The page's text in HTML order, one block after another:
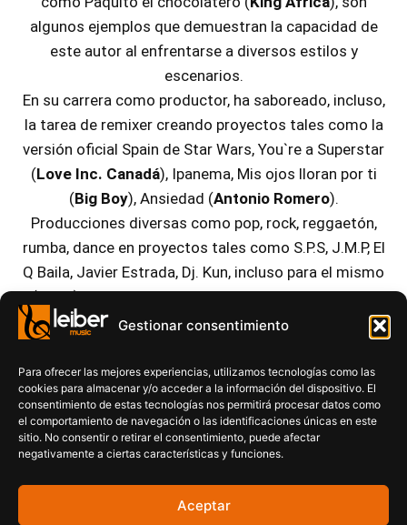
Gestionar consentimiento
Para ofrecer las mejores experiencias, utilizamos tecnologías como las
cookies para almacenar y/o acceder a la información del dispositivo. El
consentimiento de estas tecnologías nos permitirá procesar datos como
el comportamiento de navegación o las identificaciones únicas en este
sitio. No consentir o retirar el consentimiento, puede afectar
negativamente a ciertas características y funciones.
Aceptar
algunos ejemplos que demuestran la capacidad de
este autor al enfrentarse a diversos estilos y
escenarios.
En su carrera como productor, ha saboreado, incluso,
la tarea de remixer creando proyectos tales como la
versión oficial Spain de Star Wars, You`re a Superstar
(Love Inc. Canadá), Ipanema, Mis ojos lloran por ti
(Big Boy), Ansiedad (Antonio Romero).
Producciones diversas como pop, rock, reggaetón,
rumba, dance en proyectos tales como S.P.S, J.M.P, El
Q Baila, Javier Estrada, Dj. Kun, incluso para el mismo
(Isaak). Todos estos ejemplos, y algunos por citar,
demuestran que la composición y la producción no